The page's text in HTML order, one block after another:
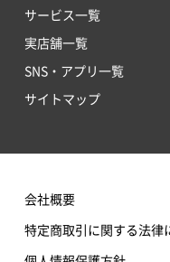
サービス一覧
実店舗一覧
SNS・アプリ一覧
サイトマップ
会社概要
特定商取引に関する法律